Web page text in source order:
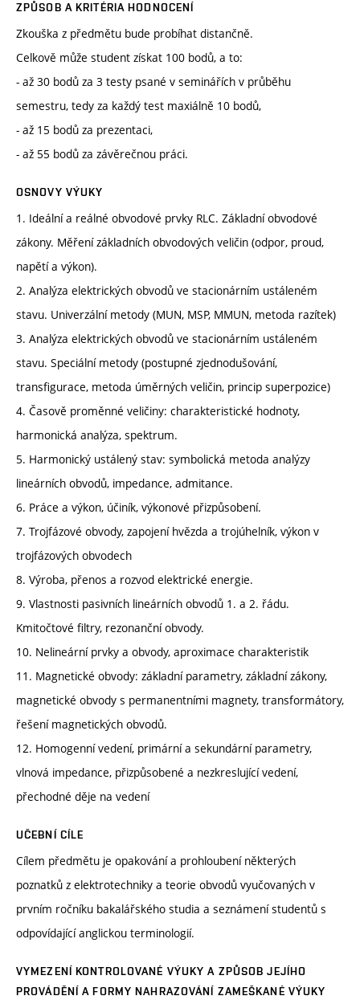
ZPŮSOB A KRITÉRIA HODNOCENÍ
Zkouška z předmětu bude probíhat distančně.
Celkově může student získat 100 bodů, a to:
- až 30 bodů za 3 testy psané v seminářích v průběhu
semestru, tedy za každý test maxiálně 10 bodů,
- až 15 bodů za prezentaci,
- až 55 bodů za závěrečnou práci.
OSNOVY VÝUKY
1. Ideální a reálné obvodové prvky RLC. Základní obvodové
zákony. Měření základních obvodových veličin (odpor, proud,
napětí a výkon).
2. Analýza elektrických obvodů ve stacionárním ustáleném
stavu. Univerzální metody (MUN, MSP, MMUN, metoda razítek)
3. Analýza elektrických obvodů ve stacionárním ustáleném
stavu. Speciální metody (postupné zjednodušování,
transfigurace, metoda úměrných veličin, princip superpozice)
4. Časově proměnné veličiny: charakteristické hodnoty,
harmonická analýza, spektrum.
5. Harmonický ustálený stav: symbolická metoda analýzy
lineárních obvodů, impedance, admitance.
6. Práce a výkon, účiník, výkonové přizpůsobení.
7. Trojfázové obvody, zapojení hvězda a trojúhelník, výkon v
trojfázových obvodech
8. Výroba, přenos a rozvod elektrické energie.
9. Vlastnosti pasivních lineárních obvodů 1. a 2. řádu.
Kmitočtové filtry, rezonanční obvody.
10. Nelineární prvky a obvody, aproximace charakteristik
11. Magnetické obvody: základní parametry, základní zákony,
magnetické obvody s permanentními magnety, transformátory,
řešení magnetických obvodů.
12. Homogenní vedení, primární a sekundární parametry,
vlnová impedance, přizpůsobené a nezkreslující vedení,
přechodné děje na vedení
UČEBNÍ CÍLE
Cílem předmětu je opakování a prohloubení některých
poznatků z elektrotechniky a teorie obvodů vyučovaných v
prvním ročníku bakalářského studia a seznámení studentů s
odpovídající anglickou terminologií.
VYMEZENÍ KONTROLOVANÉ VÝUKY A ZPŮSOB JEJÍHO
PROVÁDĚNÍ A FORMY NAHRAZOVÁNÍ ZAMEŠKANÉ VÝUKY